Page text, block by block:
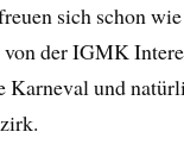
sich schon
von der IGMK
und